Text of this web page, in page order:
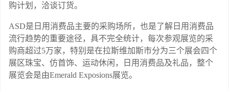
购计划，洽谈订货。
ASD是日用消费品主要的采购场所，也是了解日用消费品
流行趋势的重要途径，具不完全统计，每次参观展览的采
购商超过5万家，特别是在拉斯维加斯市分为三个展会四个
展区珠宝、仿首饰、运动休闲，日用消费品及礼品，整个
展览会是由Emerald Exposions展览。